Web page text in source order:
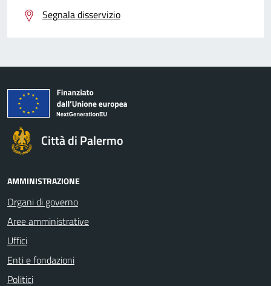
Segnala disservizio
Città di Palermo
AMMINISTRAZIONE
Organi di governo
Aree amministrative
Uffici
Enti e fondazioni
Politici